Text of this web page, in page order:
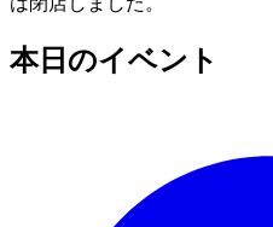
本日のイベント